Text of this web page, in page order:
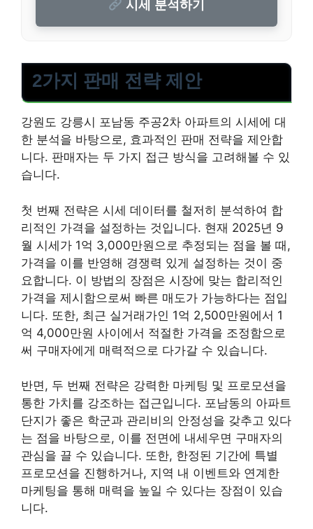
시세 분석하기
2가지 판매 전략 제안
강원도 강릉시 포남동 주공2차 아파트의 시세에 대
한 분석을 바탕으로, 효과적인 판매 전략을 제안합
니다. 판매자는 두 가지 접근 방식을 고려해볼 수 있
습니다.
첫 번째 전략은 시세 데이터를 철저히 분석하여 합
리적인 가격을 설정하는 것입니다. 현재 2025년 9
월 시세가 1억 3,000만원으로 추정되는 점을 볼 때,
가격을 이를 반영해 경쟁력 있게 설정하는 것이 중
요합니다. 이 방법의 장점은 시장에 맞는 합리적인
가격을 제시함으로써 빠른 매도가 가능하다는 점입
니다. 또한, 최근 실거래가인 1억 2,500만원에서 1
억 4,000만원 사이에서 적절한 가격을 조정함으로
써 구매자에게 매력적으로 다가갈 수 있습니다.
반면, 두 번째 전략은 강력한 마케팅 및 프로모션을
통한 가치를 강조하는 접근입니다. 포남동의 아파트
단지가 좋은 학군과 관리비의 안정성을 갖추고 있다
는 점을 바탕으로, 이를 전면에 내세우면 구매자의
관심을 끌 수 있습니다. 또한, 한정된 기간에 특별
프로모션을 진행하거나, 지역 내 이벤트와 연계한
마케팅을 통해 매력을 높일 수 있다는 장점이 있습
니다.